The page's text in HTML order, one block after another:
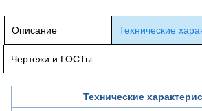
Описание Технические
Чертежи и ГОСТы
Технические